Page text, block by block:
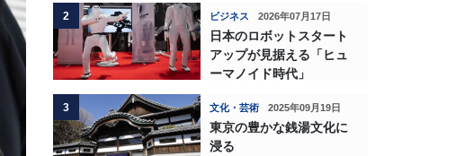
2 ビジネス 2026年07月17日
日本のロボットスタート
アップが見据える「ヒュ
ーマノイド時代」
3 文化・芸術 2025年09月19日
東京の豊かな銭湯文化に
浸る